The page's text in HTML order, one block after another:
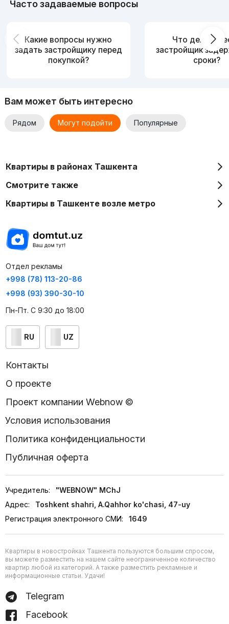
Часто задаваемые вопросы
Какие вопросы нужно
задать застройщику перед
покупкой?
Что делать,
застройщик
сроки?
Вам может быть интересно
Рядом Могут подойти Популярные
Квартиры в районах Ташкента
Смотрите также
Квартиры в Ташкенте возле метро
Отдел рекламы
+998 (78) 113-20-86
+998 (93) 390-30-10
Пн-Пт. С 9:30 до 18:00
RU UZ
Контакты
О проекте
Проект компании Webnow ©
Условия использования
Политика конфиденциальности
Публичная оферта
Учредитель:
"WEBNOW" MChJ
Адрес:
Toshkent shahri, A.Qahhor ko'chasi, 47-uy
Регистрация электронного СМИ:
1649
Квартиры в новостройках Ташкента пользуются большим спросом,
вы можете разместить на нашем сайте неограниченное количество
квартир любой из категорий. А также разместить рекламные и
информационные статьи. Удачи!
Telegram
Facebook